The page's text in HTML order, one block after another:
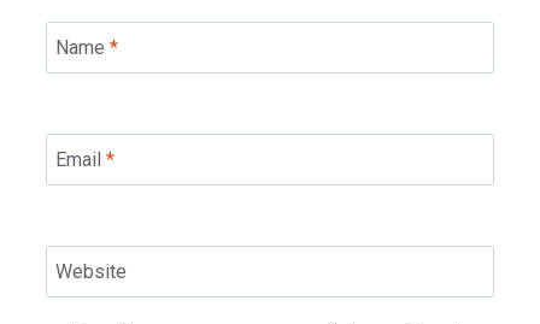
Name *
Email *
Website